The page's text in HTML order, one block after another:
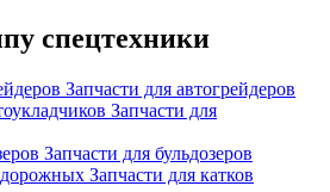
спецтехники
Запчасти для автогрейдеров
Запчасти для
Запчасти для бульдозеров
Запчасти для катков